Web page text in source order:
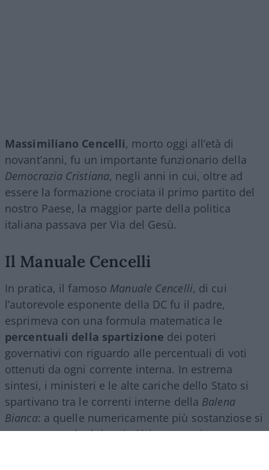
Massimiliano Cencelli, morto oggi all’età di
novant’anni, fu un importante funzionario della
Democrazia Cristiana, negli anni in cui, oltre ad
essere la formazione crociata il primo partito del
nostro Paese, la maggior parte della politica
italiana passava per Via del Gesù.
Il Manuale Cencelli
In pratica, il famoso Manuale Cencelli, di cui
l’autorevole esponente della DC fu il padre,
esprimeva con una formula matematica le
percentuali della spartizione dei poteri
governativi con riguardo alle percentuali di voti
ottenuti da ogni corrente interna. In estrema
sintesi, i ministeri e le alte cariche dello Stato si
spartivano tra le correnti interne della Balena
Bianca: a quelle numericamente più sostanziose si
assegnavano i ministeri più importanti, come